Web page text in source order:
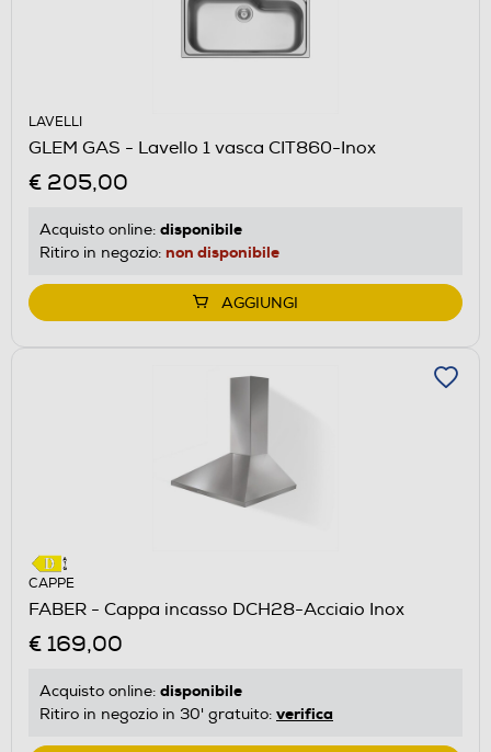
LAVELLI
GLEM GAS - Lavello 1 vasca CIT860-Inox
€ 205,00
Acquisto online: disponibile
Ritiro in negozio: non disponibile
AGGIUNGI
CAPPE
FABER - Cappa incasso DCH28-Acciaio Inox
€ 169,00
Acquisto online: disponibile
Ritiro in negozio in 30' gratuito: verifica